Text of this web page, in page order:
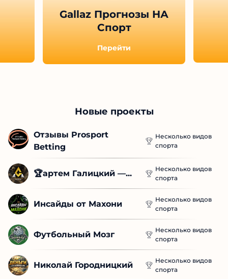
Gallaz Прогнозы НА
Спорт
Перейти
Новые проекты
Отзывы Prosport
Betting
Несколько видов
спорта
🏆артем Галицкий —...
Несколько видов
спорта
Инсайды от Махони
Несколько видов
спорта
Футбольный Мозг
Несколько видов
спорта
Николай Городницкий
Несколько видов
спорта